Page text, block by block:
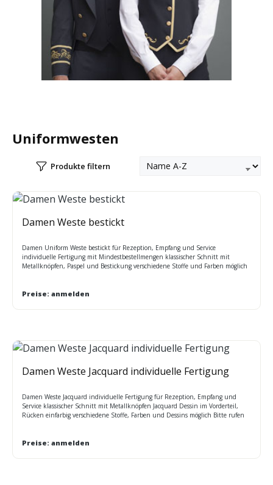
Uniformwesten
Produkte filtern
Damen Weste bestickt
Damen Uniform Weste bestickt für Rezeption, Empfang und Service
individuelle Fertigung mit Mindestbestellmengen klassischer Schnitt mit
Metallknöpfen, Paspel und Bestickung verschiedene Stoffe und Farben möglich
Anfrage / Lieferzeit ca. 45 Tage Pflege: chemisch reinigen
Preise: anmelden
Damen Weste Jacquard individuelle Fertigung
Damen Weste Jacquard individuelle Fertigung für Rezeption, Empfang und
Service klassischer Schnitt mit Metallknöpfen Jacquard Dessin im Vorderteil,
Rücken einfarbig verschiedene Stoffe, Farben und Dessins möglich Bitte rufen
Pflege: chemisch reinigen
Preise: anmelden